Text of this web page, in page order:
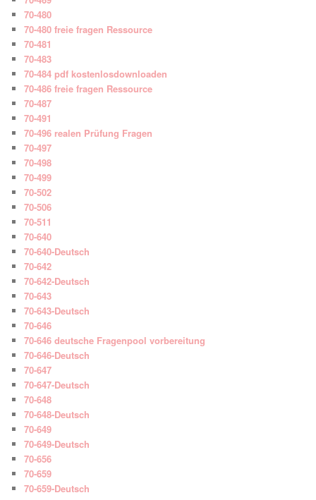
70-480
70-480 freie fragen Ressource
70-481
70-483
70-484 pdf kostenlosdownloaden
70-486 freie fragen Ressource
70-487
70-491
70-496 realen Prüfung Fragen
70-497
70-498
70-499
70-502
70-506
70-511
70-640
70-640-Deutsch
70-642
70-642-Deutsch
70-643
70-643-Deutsch
70-646
70-646 deutsche Fragenpool vorbereitung
70-646-Deutsch
70-647
70-647-Deutsch
70-648
70-648-Deutsch
70-649
70-649-Deutsch
70-656
70-659
70-659-Deutsch